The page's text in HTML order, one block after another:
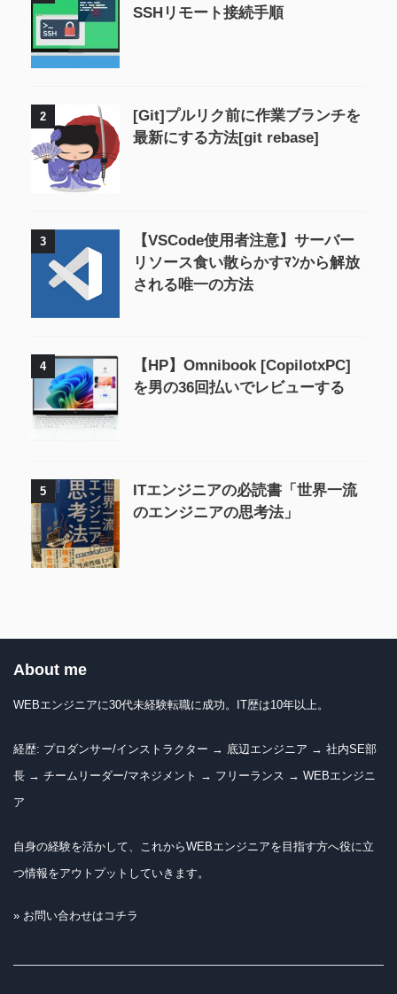
SSHリモート接続手順
2
[Git]プルリク前に作業ブランチを
最新にする方法[git rebase]
3
【VSCode使用者注意】サーバー
リソース食い散らかすﾏﾝから解放
される唯一の方法
4
【HP】Omnibook [CopilotxPC]
を男の36回払いでレビューする
5
ITエンジニアの必読書「世界一流
のエンジニアの思考法」
About me
WEBエンジニアに30代未経験転職に成功。IT歴は10年以上。
経歴: プロダンサー/インストラクター → 底辺エンジニア → 社内SE部
長 → チームリーダー/マネジメント → フリーランス → WEBエンジニ
ア
自身の経験を活かして、これからWEBエンジニアを目指す方へ役に立
つ情報をアウトプットしていきます。
» お問い合わせはコチラ